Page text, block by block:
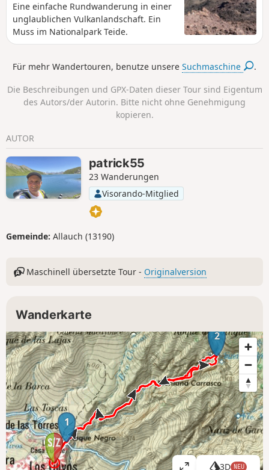
Eine einfache Rundwanderung in einer
unglaublichen Vulkanlandschaft. Ein
Muss im Nationalpark Teide.
Für mehr Wandertouren, benutze unsereSuchmaschine .
Die Beschreibungen und GPX-Daten dieser Tour sind Eigentum
des Autors/der Autorin. Bitte nicht ohne Genehmigung
kopieren.
AUTOR
patrick55
23 Wanderungen
Visorando-Mitglied
Gemeinde: Allauch (13190)
Maschinell übersetzte Tour - Originalversion
Wanderkarte
1
2
3D NEU